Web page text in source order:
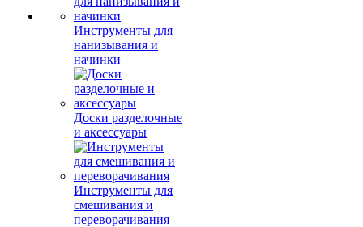
Инструменты для
нанизывания и
начинки
Доски разделочные
и аксессуары
Инструменты для
смешивания и
переворачивания